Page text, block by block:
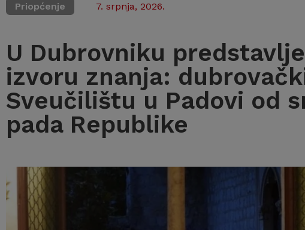
Priopćenje 7. srpnja, 2026.
U Dubrovniku
izvoru znanja:
Sveučilištu u Padovi od
pada Republike